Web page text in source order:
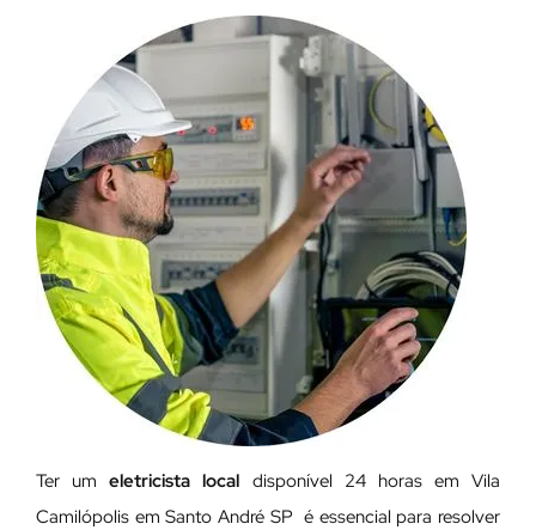
Ter umeletricista local disponível 24 horas em Vila
Camilópolis em Santo André SP é essencial para resolver